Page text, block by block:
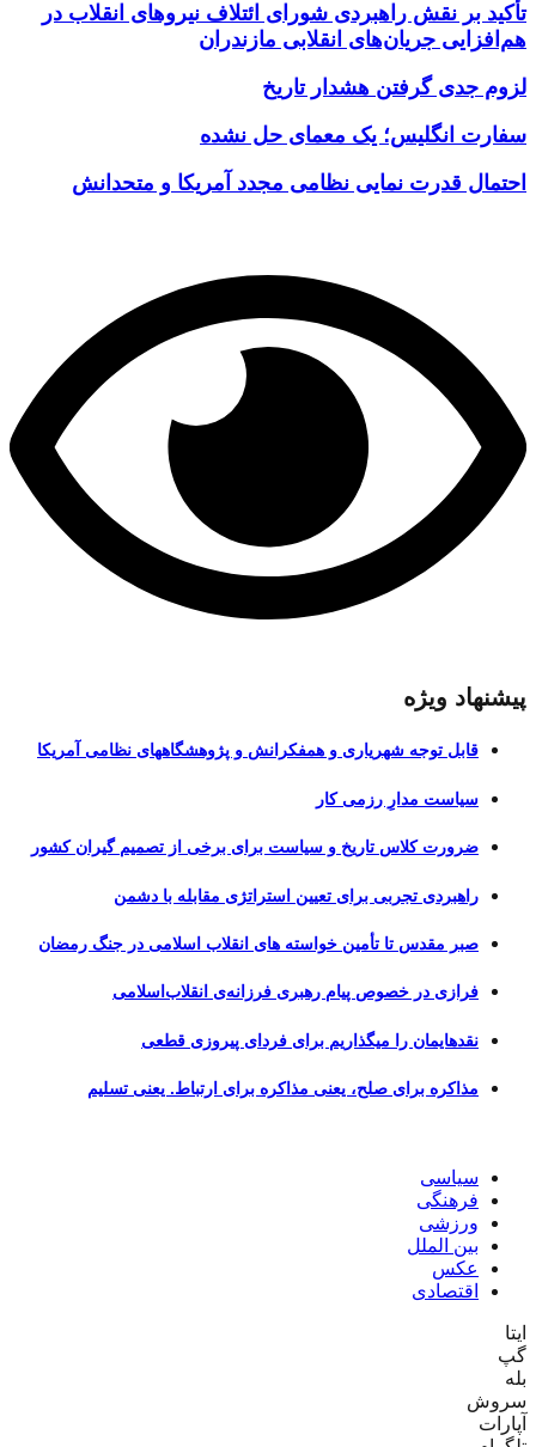
تأکید بر نقش راهبردی شورای ائتلاف نیروهای انقلاب در
هم‌افزایی جریان‌های انقلابی مازندران
لزوم جدی گرفتن هشدار تاریخ
سفارت انگلیس؛ یک معمای حل نشده
احتمال قدرت نمایی نظامی مجدد آمریکا و متحدانش
پیشنهاد ویژه
قابل توجه شهریاری و همفکرانش و پژوهشگاههای نظامی آمریکا
سیاست مدارِ رزمی کار
ضرورت کلاس تاریخ و سیاست برای برخی از تصمیم گیران کشور
راهبردی تجربی برای تعیین استراتژی مقابله با دشمن
صبر مقدس تا تأمین خواسته های انقلاب اسلامی در جنگ رمضان
فرازی در خصوص پیام رهبری فرزانه‌ی انقلاب‌اسلامی
نقدهایمان را میگذاریم برای فردای پیروزی قطعی
مذاکره برای صلح، یعنی مذاکره برای ارتباط. یعنی تسلیم
سیاسی
فرهنگی
ورزشی
بین الملل
عکس
اقتصادی
ایتا
گپ
بله
سروش
آپارات